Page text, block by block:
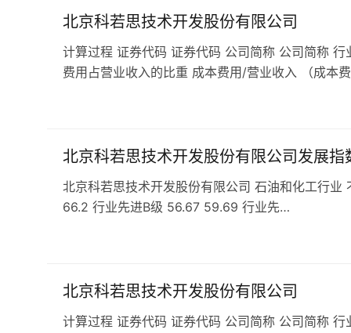
北京科若思技术开发股份有限公司
计算过程 证券代码 证券代码 公司简称 公司简称
费用占营业收入的比重 成本费用/营业收入 （成本
北京科若思技术开发股份有限公司发展指
北京科若思技术开发股份有限公司 石油和化工行
66.2 行业先进B级 56.67 59.69 行业先…
北京科若思技术开发股份有限公司
计算过程 证券代码 证券代码 公司简称 公司简称